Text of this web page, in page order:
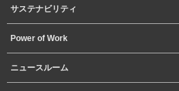
サステナビリティ
Power of Work
ニュースルーム